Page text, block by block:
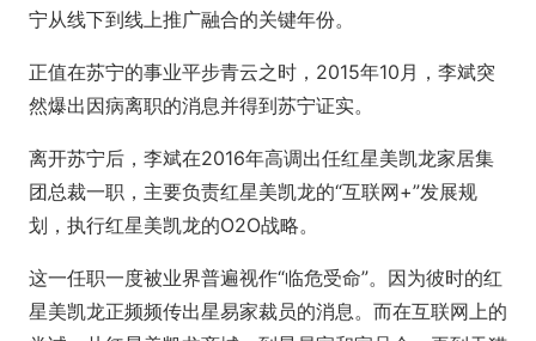
宁从线下到线上推广融合的关键年份。
正值在苏宁的事业平步青云之时，2015年10月，李斌突
然爆出因病离职的消息并得到苏宁证实。
离开苏宁后，李斌在2016年高调出任红星美凯龙家居集
团总裁一职，主要负责红星美凯龙的“互联网+”发展规
划，执行红星美凯龙的O2O战略。
这一任职一度被业界普遍视作“临危受命”。因为彼时的红
星美凯龙正频频传出星易家裁员的消息。而在互联网上的